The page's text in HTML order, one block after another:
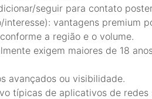
seguir para contato
vantagens premium
a região e o volume.
exigem maiores de 18
avançados ou visibilidade.
típicas de aplicativos de redes